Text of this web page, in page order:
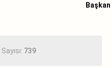
739